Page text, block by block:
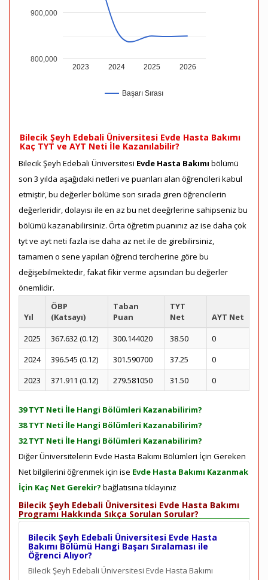
Başarı Sırası
2023 2024 2025 2026
800,000
900,000
Bilecik Şeyh Edebali Üniversitesi Evde Hasta Bakımı
Kaç TYT ve AYT Neti İle Kazanılabilir?
Bilecik Şeyh Edebali Üniversitesi Evde Hasta Bakımı bölümü
son 3 yılda aşağıdaki netleri ve puanları alan öğrencileri kabul
etmiştir, bu değerler bölüme son sırada giren öğrencilerin
değerleridir, dolayısı ile en az bu net deeğrlerine sahipseniz bu
bölümü kazanabilirsiniz. Örta öğretim puanınız az ise daha çok
tyt ve ayt neti fazla ise daha az net ile de girebilirsiniz,
tamamen o sene yapılan öğrenci terciherine göre bu
değişebilmektedir, fakat fikir verme açısından bu değerler
önemlidir.
Yıl
ÖBP
(Katsayı)
Taban
Puan
TYT
Net
AYT Net
2025
367.632 (0.12) 300.144020 38.50
0
2024
396.545 (0.12) 301.590700 37.25
0
2023
371.911 (0.12) 279.581050 31.50 0
39 TYT Neti İle Hangi Bölümleri Kazanabilirim?
38 TYT Neti İle Hangi Bölümleri Kazanabilirim?
32 TYT Neti İle Hangi Bölümleri Kazanabilirim?
Diğer Üniversitelerin Evde Hasta Bakımı Bölümleri İçin Gereken
Net bilgilerini öğrenmek için ise Evde Hasta Bakımı Kazanmak
İçin Kaç Net Gerekir? bağlatısına tıklayınız
Bilecik Şeyh Edebali Üniversitesi Evde Hasta Bakımı
Programı Hakkında Sıkça Sorulan Sorular?
Bilecik Şeyh Edebali Üniversitesi Evde Hasta
Bakımı Bölümü Hangi Başarı Sıralaması ile
Öğrenci Alıyor?
Bilecik Şeyh Edebali Üniversitesi Evde Hasta Bakımı